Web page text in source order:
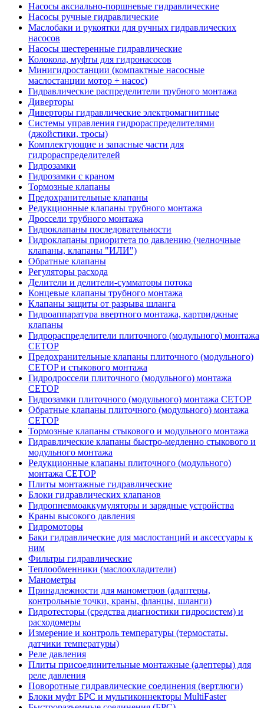
Насосы аксиально-поршневые гидравлические
Насосы ручные гидравлические
Маслобаки и рукоятки для ручных гидравлических
насосов
Насосы шестеренные гидравлические
Колокола, муфты для гидронасосов
Минигидростанции (компактные насосные
маслостанции мотор + насос)
Гидравлические распределители трубного монтажа
Диверторы
Диверторы гидравлические электромагнитные
Системы управления гидрораспределителями
(джойстики, тросы)
Комплектующие и запасные части для
гидрораспределителей
Гидрозамки
Гидрозамки с краном
Тормозные клапаны
Предохранительные клапаны
Редукционные клапаны трубного монтажа
Дроссели трубного монтажа
Гидроклапаны последовательности
Гидроклапаны приоритета по давлению (челночные
клапаны, клапаны "ИЛИ")
Обратные клапаны
Регуляторы расхода
Делители и делители-сумматоры потока
Концевые клапаны трубного монтажа
Клапаны защиты от разрыва шланга
Гидроаппаратура ввертного монтажа, картриджные
клапаны
Гидрораспределители плиточного (модульного) монтажa
CETOP
Предохранительные клапаны плиточного (модульного)
CETOP и стыкового монтажа
Гидродроссели плиточного (модульного) монтажа
CETOP
Гидрозамки плиточного (модульного) монтажа CETOP
Обратные клапаны плиточного (модульного) монтажа
CETOP
Тормозные клапаны стыкового и модульного монтажа
Гидравлические клапаны быстро-медленно стыкового и
модульного монтажа
Редукционные клапаны плиточного (модульного)
монтажа CETOP
Плиты монтажные гидравлические
Блоки гидравлических клапанов
Гидропневмоаккумуляторы и зарядные устройства
Краны высокого давления
Гидромоторы
Баки гидравлические для маслостанций и аксессуары к
ним
Фильтры гидравлические
Теплообменники (маслоохладители)
Манометры
Принадлежности для манометров (адаптеры,
контрольные точки, краны, фланцы, шланги)
Гидротесторы (средства диагностики гидросистем) и
расходомеры
Измерение и контроль температуры (термостаты,
датчики температуры)
Реле давления
Плиты присоединительные монтажные (адептеры) для
реле давления
Поворотные гидравлические соединения (вертлюги)
Блоки муфт БРС и мультиконнекторы MultiFaster